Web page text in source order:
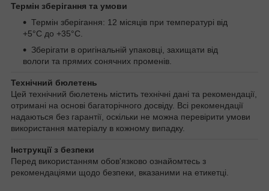
Термін зберігання та умови
Термін зберігання: 12 місяців при температурі від
+5°C до +35°C.
Зберігати в оригінальній упаковці, захищати від
вологи та прямих сонячних променів.
Технічний бюлетень
Цей технічний бюлетень містить технічні дані та рекомендації,
отримані на основі багаторічного досвіду. Всі рекомендації
надаються без гарантії, оскільки не можна перевірити умови
використання матеріалу в кожному випадку.
Інструкції з безпеки
Перед використанням обов'язково ознайомтесь з
рекомендаціями щодо безпеки, вказаними на етикетці.